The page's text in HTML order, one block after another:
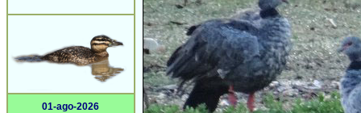
01-ago-2026